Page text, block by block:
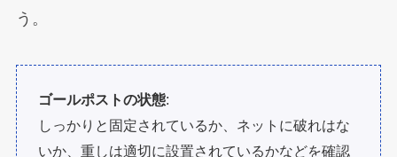
う。
ゴールポストの状態:
しっかりと固定されているか、ネットに破れはな
いか、重しは適切に設置されているかなどを確認